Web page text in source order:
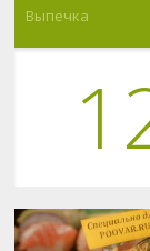
Выпечка